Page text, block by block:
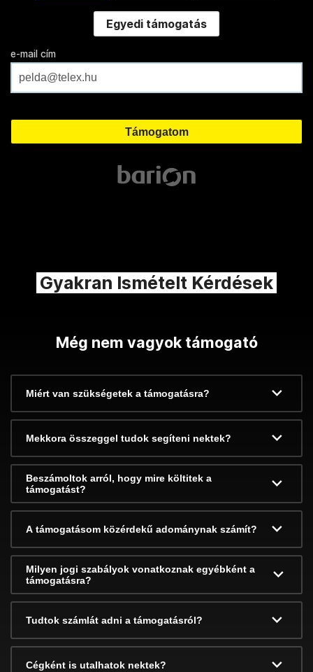
Egyedi támogatás
e-mail cím
Gyakran Ismételt Kérdések
Még nem vagyok támogató
Miért van szükségetek a támogatásra?
Mekkora összeggel tudok segíteni nektek?
Beszámoltok arról, hogy mire költitek a
támogatást?
A támogatásom közérdekű adománynak számít?
Milyen jogi szabályok vonatkoznak egyébként a
támogatásra?
Tudtok számlát adni a támogatásról?
Cégként is utalhatok nektek?